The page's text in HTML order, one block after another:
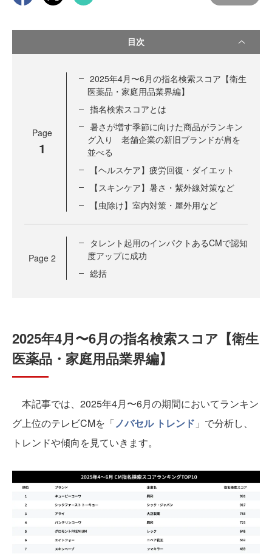
目次
Page
1
2025年4月〜6月の指名検索スコア【衛生
医薬品・家庭用品業界編】
指名検索スコアとは
暑さが増す季節に向けた商品がランキン
グ入り 老舗企業の新旧ブランドが肩を
並べる
【ヘルスケア】疲労回復・ダイエット
【スキンケア】暑さ・紫外線対策など
【虫除け】室内対策・屋外用など
Page 2
タレント起用のインパクトあるCMで認知
度アップに成功
総括
2025年4月〜6月の指名検索スコア【衛生
医薬品・家庭用品業界編】
本記事では、2025年4月〜6月の期間においてランキン
グ上位のテレビCMを「 ノバセル トレンド 」で分析し、
トレンドや傾向を見ていきます。